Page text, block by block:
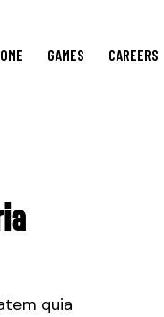
GAMES CAREERS
quia